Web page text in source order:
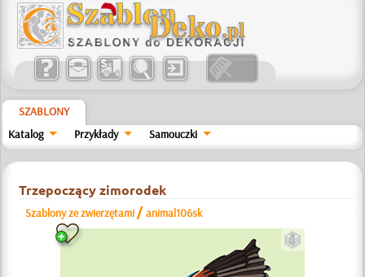
SZABLONY
Katalog
Przykłady Samouczki
Trzepoczący zimorodek
Szablony ze zwierzętami /animal106sk
d